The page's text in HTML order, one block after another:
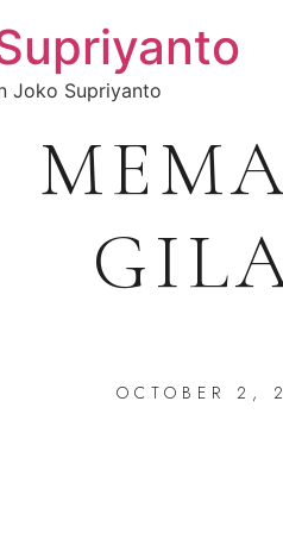
Joko Supriyanto
OCTOBER 2,